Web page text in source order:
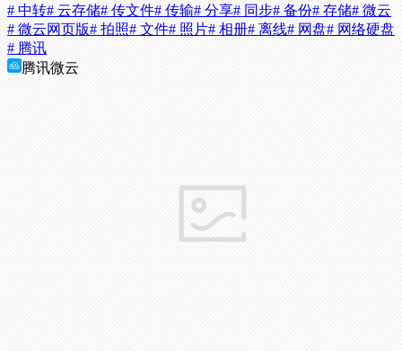
# 中转# 云存储# 传文件# 传输# 分享# 同步# 备份# 存储# 微云
# 微云网页版# 拍照# 文件# 照片# 相册# 离线# 网盘# 网络硬盘
# 腾讯
腾讯微云